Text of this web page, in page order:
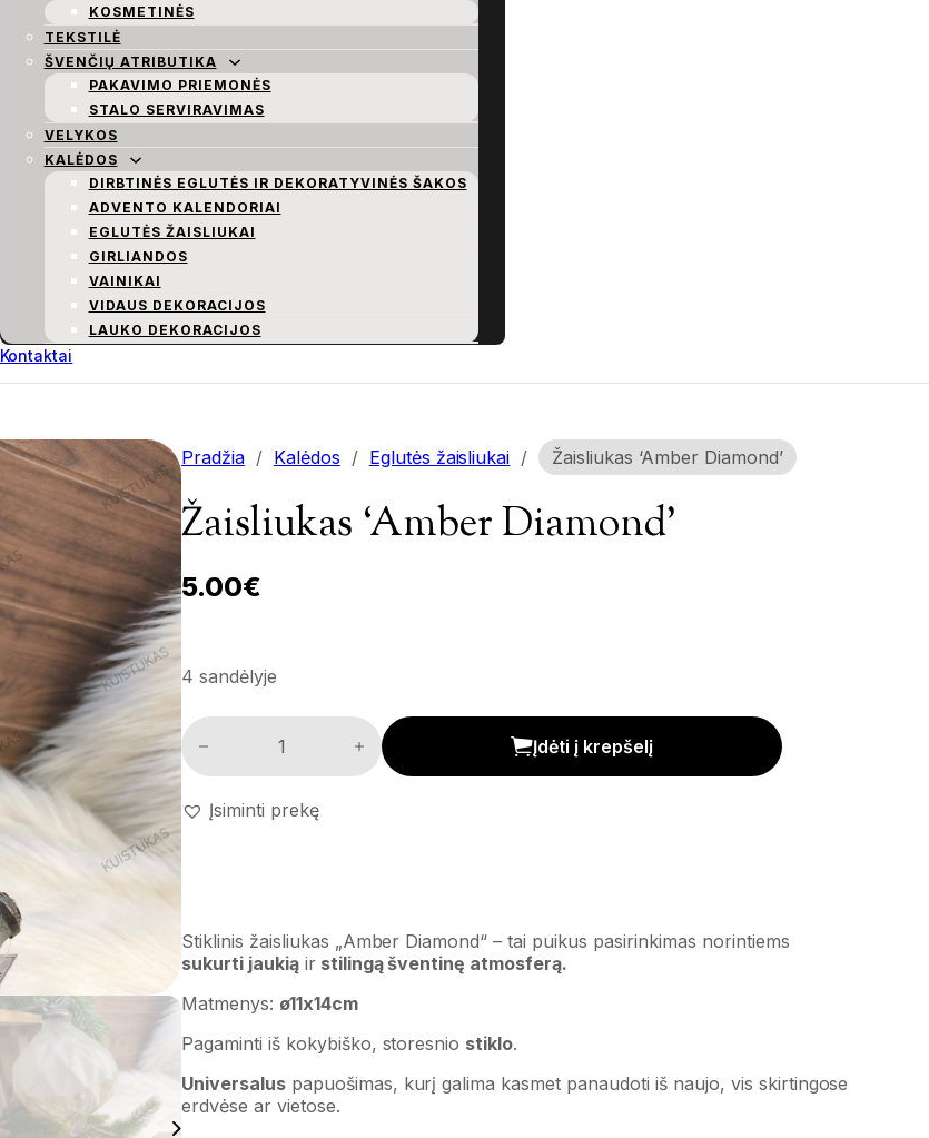
KOSMETINĖS
TEKSTILĖ
ŠVENČIŲ ATRIBUTIKA
PAKAVIMO PRIEMONĖS
STALO SERVIRAVIMAS
VELYKOS
KALĖDOS
DIRBTINĖS EGLUTĖS IR DEKORATYVINĖS ŠAKOS
ADVENTO KALENDORIAI
EGLUTĖS ŽAISLIUKAI
GIRLIANDOS
VAINIKAI
VIDAUS DEKORACIJOS
LAUKO DEKORACIJOS
Kontaktai
Pradžia / Kalėdos / Eglutės žaisliukai / Žaisliukas ‘Amber Diamond’
Žaisliukas ‘Amber Diamond’
5.00€
4 sandėlyje
Žaisliukas 'Amber Diamond' kiekis
Įdėti į krepšelį
Įsiminti prekę
Stiklinis žaisliukas „Amber Diamond“ – tai puikus pasirinkimas norintiems
sukurti jaukiąirstilingą šventinę atmosferą.
Matmenys: ø11x14cm
Pagaminti iš kokybiško, storesnio stiklo.
Universaluspapuošimas, kurį galima kasmet panaudoti iš naujo, vis skirtingose
erdvėse ar vietose.